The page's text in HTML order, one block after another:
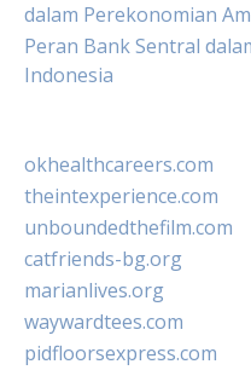
dalam Perekonomian
Peran Bank Sentral
Indonesia
okhealthcareers.com
theintexperience.com
unboundedthefilm.com
catfriends-bg.org
marianlives.org
waywardtees.com
pidfloorsexpress.com